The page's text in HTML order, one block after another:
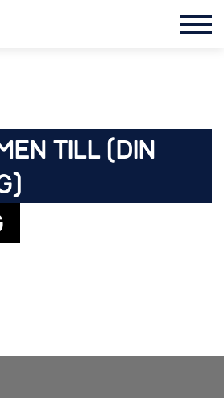
TILL (DIN